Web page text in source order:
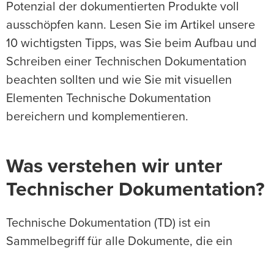
Potenzial der dokumentierten Produkte voll
ausschöpfen kann. Lesen Sie im Artikel unsere
10 wichtigsten Tipps, was Sie beim Aufbau und
Schreiben einer Technischen Dokumentation
beachten sollten und wie Sie mit visuellen
Elementen Technische Dokumentation
bereichern und komplementieren.
Was verstehen wir unter
Technischer Dokumentation?
Technische Dokumentation (TD) ist ein
Sammelbegriff für alle Dokumente, die ein